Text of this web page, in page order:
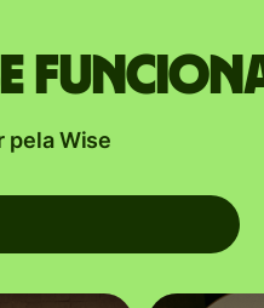
pela Wise